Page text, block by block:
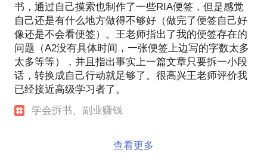
书，通过自己摸索也制作了一些RIA便签，但是感觉
自己还是有什么地方做得不够好（做完了便签自己好
像还是不会看便签）。王老师指出了我的便签存在的
问题（A2没有具体时间，一张便签上边写的字数太多
太多等等），并且指出事实上一篇文章只要拆一小段
话，转换成自己行动就足够了。很高兴王老师评价我
已经接近高级学习者了。
学会拆书、副业赚钱
查看更多